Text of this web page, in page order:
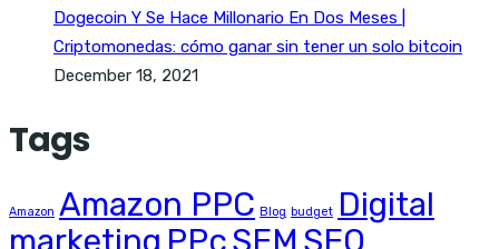
Dogecoin Y Se Hace Millonario En Dos Meses |
Criptomonedas: cómo ganar sin tener un solo bitcoin
December 18, 2021
Tags
Amazon Amazon PPC Blog budget Digital
marketing PPcSEM SEO